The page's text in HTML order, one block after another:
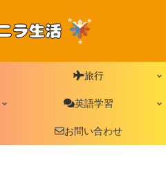
旅行
英語学習
お問い合わせ